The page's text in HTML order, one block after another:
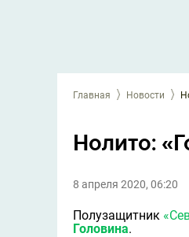
Главная Новости
Нолито:
8 апреля 2020, 06:20
Полузащитник
Головина.